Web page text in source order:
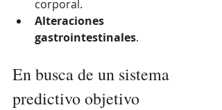
corporal.
Alteraciones
gastrointestinales.
En busca de un sistema
predictivo objetivo